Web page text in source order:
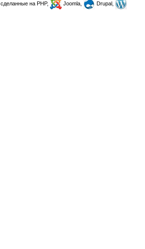
, сделанные на PHP, Joomla,
Drupal,